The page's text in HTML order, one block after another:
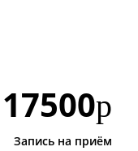
17500р
Запись на приём